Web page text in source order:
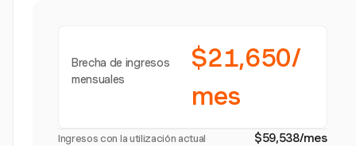
Brecha de ingresos
mensuales
$21,650/
mes
Ingresos con la utilización actual $59,538/mes